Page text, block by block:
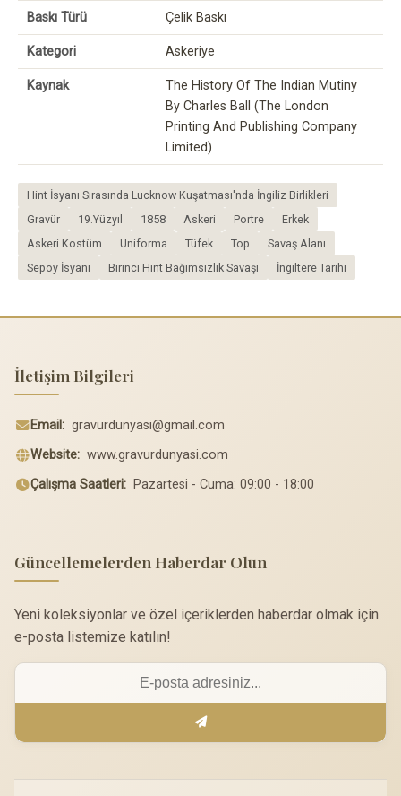
Baskı Türü Çelik Baskı
Kategori Askeriye
Kaynak
The History Of The Indian Mutiny
By Charles Ball (The London
Printing And Publishing Company
Limited)
Hint İsyanı Sırasında Lucknow Kuşatması'nda İngiliz Birlikleri
Gravür
19.Yüzyıl 1858 Askeri Portre
Erkek
Askeri Kostüm
Uniforma Tüfek Top
Savaş Alanı
Sepoy İsyanı
Birinci Hint Bağımsızlık Savaşı İngiltere Tarihi
İletişim Bilgileri
Email: gravurdunyasi@gmail.com
Website: www.gravurdunyasi.com
Çalışma Saatleri: Pazartesi - Cuma: 09:00 - 18:00
Güncellemelerden Haberdar Olun
Yeni koleksiyonlar ve özel içeriklerden haberdar olmak için
e-posta listemize katılın!